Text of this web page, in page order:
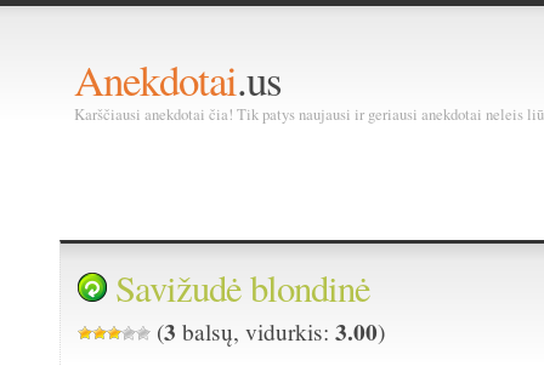
Anekdotai.us
Karščiausi anekdotai čia! Tik patys naujausi ir geriausi anekdotai neleis
Savižudė blondinė
(3 balsų, vidurkis:3.00)